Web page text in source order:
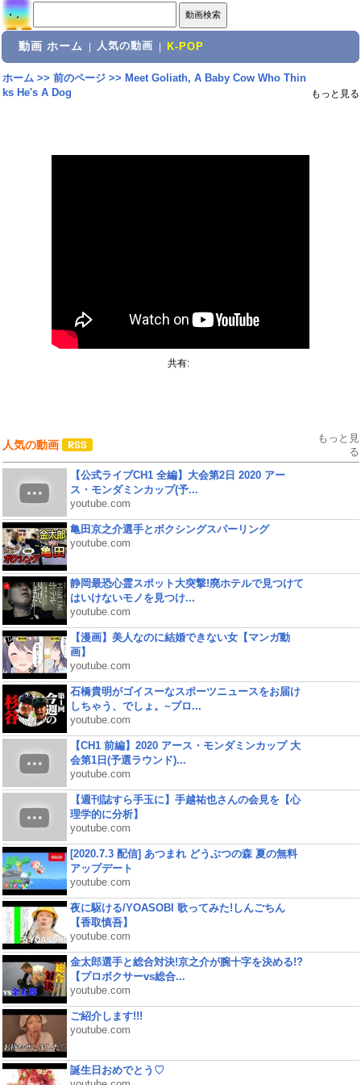
動画 ホーム 人気の動画 K-POP
ホーム>> 前のページ>> Meet Goliath, A Baby Cow Who Thin
ks He's A Dog
もっと見る
共有:
人気の動画
もっと見
る
【公式ライブCH1 全編】大会第2日 2020 アー
ス・モンダミンカップ(予...
youtube.com
亀田京之介選手とボクシングスパーリング
youtube.com
静岡最恐心霊スポット大突撃!廃ホテルで見つけて
はいけないモノを見つけ...
youtube.com
【漫画】美人なのに結婚できない女【マンガ動
画】
youtube.com
石橋貴明がゴイスーなスポーツニュースをお届け
しちゃう、でしょ。~プロ...
youtube.com
【CH1 前編】2020 アース・モンダミンカップ 大
会第1日(予選ラウンド)...
youtube.com
【週刊誌すら手玉に】手越祐也さんの会見を【心
理学的に分析】
youtube.com
[2020.7.3 配信] あつまれ どうぶつの森 夏の無料
アップデート
youtube.com
夜に駆ける/YOASOBI 歌ってみた!しんごちん
【香取慎吾】
youtube.com
金太郎選手と総合対決!京之介が腕十字を決める!?
【プロボクサーvs総合...
youtube.com
ご紹介します!!!
youtube.com
誕生日おめでとう♡